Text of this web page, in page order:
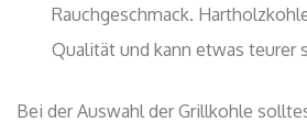
Rauchgeschmack.
Qualität und kann etwas teurer
Bei der Auswahl der Grillkohle